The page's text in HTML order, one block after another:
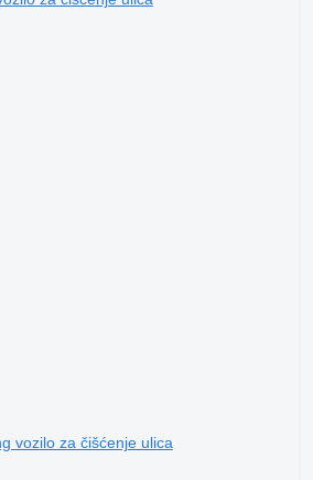
vozilo za čišćenje ulica